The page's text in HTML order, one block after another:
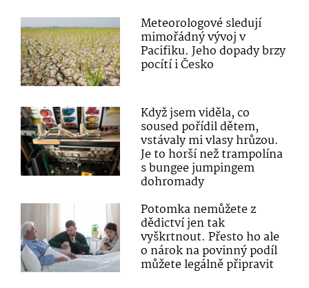
Meteorologové sledují
mimořádný vývoj v
Pacifiku. Jeho dopady brzy
pocítí i Česko
Když jsem viděla, co
soused pořídil dětem,
vstávaly mi vlasy hrůzou.
Je to horší než trampolína
s bungee jumpingem
dohromady
Potomka nemůžete z
dědictví jen tak
vyškrtnout. Přesto ho ale
o nárok na povinný podíl
můžete legálně připravit